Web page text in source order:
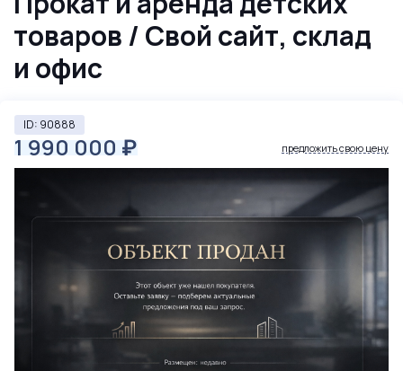
товаров / Свой сайт, склад
и офис
ID: 90888
1 990 000 ₽ предложить свою цену